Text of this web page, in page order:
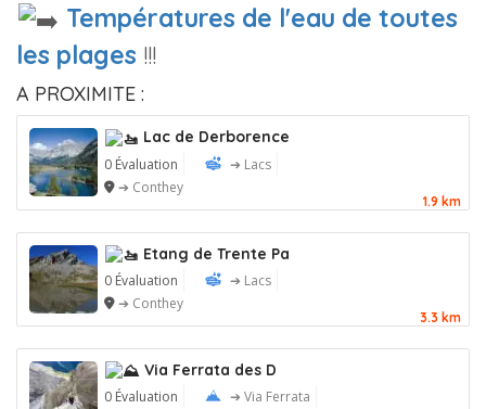
Températures de l'eau de toutes
les plages !!!
A PROXIMITE :
Lac de Derborence
0 Évaluation
➔ Lacs
➔ Conthey
1.9 km
Etang de Trente Pa
0 Évaluation
➔ Lacs
➔ Conthey
3.3 km
Via Ferrata des D
0 Évaluation
➔ Via Ferrata